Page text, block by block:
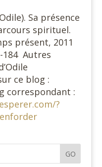
Sa présence
spirituel.
présent, 2011
Autres
ce blog :
correspondant :
?
GO